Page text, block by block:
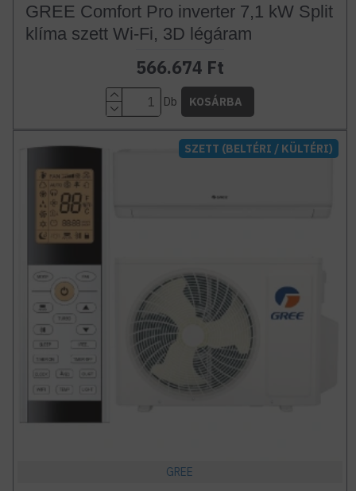
GREE Comfort Pro inverter 7,1 kW Split
klíma szett Wi-Fi, 3D légáram
566.674 Ft
Db KOSÁRBA
SZETT (BELTÉRI / KÜLTÉRI)
GREE